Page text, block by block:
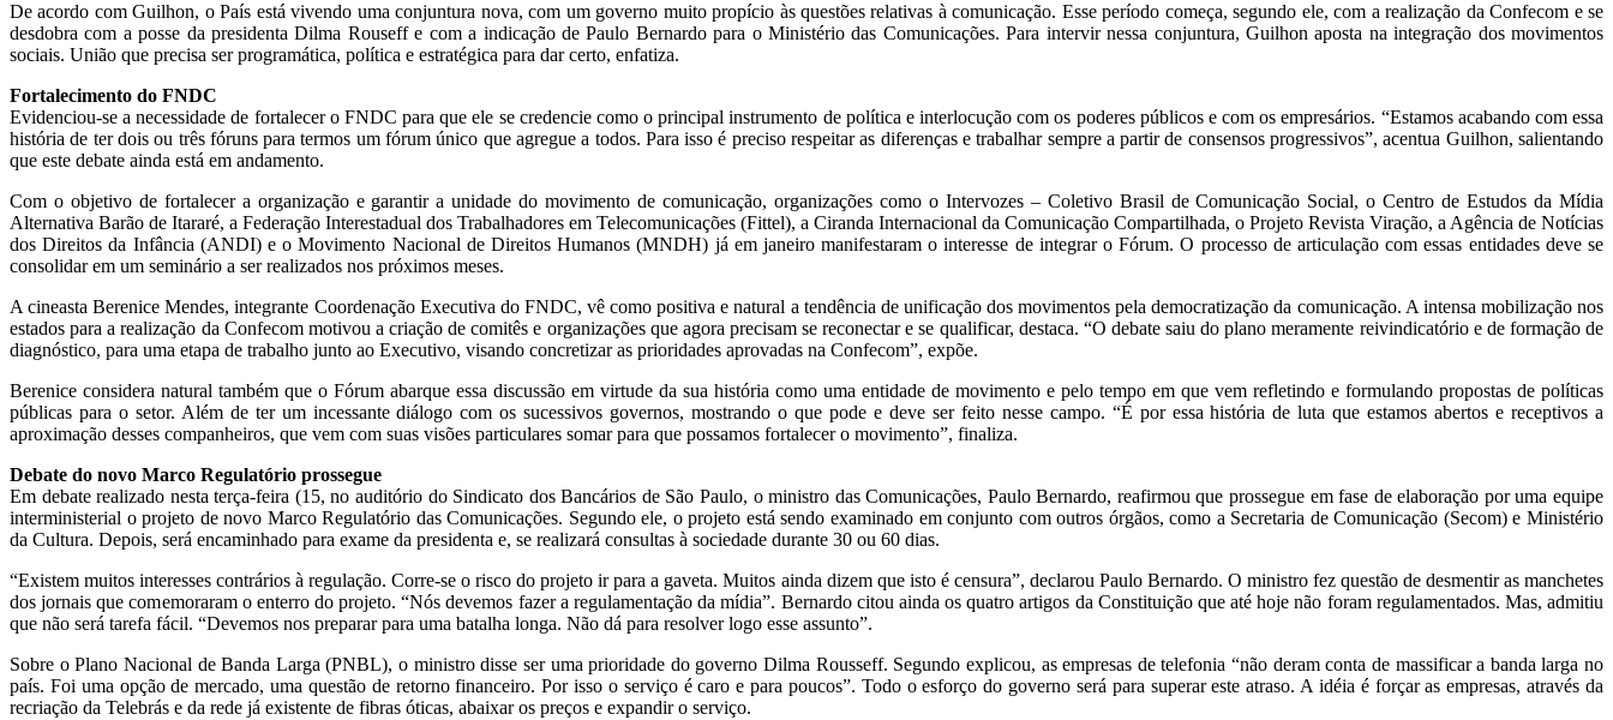
De acordo com Guilhon, o País está vivendo uma conjuntura nova, com um governo muito propício às questões relativas à comunicação. Esse período começa, segundo ele, com a realização da Confecom e se
desdobra com a posse da presidenta Dilma Rouseff e com a indicação de Paulo Bernardo para o Ministério das Comunicações. Para intervir nessa conjuntura, Guilhon aposta na integração dos movimentos
sociais. União que precisa ser programática, política e estratégica para dar certo, enfatiza.
Fortalecimento do FNDC
Evidenciou-se a necessidade de fortalecer o FNDC para que ele se credencie como o principal instrumento de política e interlocução com os poderes públicos e com os empresários. “Estamos acabando com essa
história de ter dois ou três fóruns para termos um fórum único que agregue a todos. Para isso é preciso respeitar as diferenças e trabalhar sempre a partir de consensos progressivos”, acentua Guilhon, salientando
que este debate ainda está em andamento.
Com o objetivo de fortalecer a organização e garantir a unidade do movimento de comunicação, organizações como o Intervozes – Coletivo Brasil de Comunicação Social, o Centro de Estudos da Mídia
Alternativa Barão de Itararé, a Federação Interestadual dos Trabalhadores em Telecomunicações (Fittel), a Ciranda Internacional da Comunicação Compartilhada, o Projeto Revista Viração, a Agência de Notícias
dos Direitos da Infância (ANDI) e o Movimento Nacional de Direitos Humanos (MNDH) já em janeiro manifestaram o interesse de integrar o Fórum. O processo de articulação com essas entidades deve se
consolidar em um seminário a ser realizados nos próximos meses.
A cineasta Berenice Mendes, integrante Coordenação Executiva do FNDC, vê como positiva e natural a tendência de unificação dos movimentos pela democratização da comunicação. A intensa mobilização nos
estados para a realização da Confecom motivou a criação de comitês e organizações que agora precisam se reconectar e se qualificar, destaca. “O debate saiu do plano meramente reivindicatório e de formação de
diagnóstico, para uma etapa de trabalho junto ao Executivo, visando concretizar as prioridades aprovadas na Confecom”, expõe.
Berenice considera natural também que o Fórum abarque essa discussão em virtude da sua história como uma entidade de movimento e pelo tempo em que vem refletindo e formulando propostas de políticas
públicas para o setor. Além de ter um incessante diálogo com os sucessivos governos, mostrando o que pode e deve ser feito nesse campo. “É por essa história de luta que estamos abertos e receptivos a
aproximação desses companheiros, que vem com suas visões particulares somar para que possamos fortalecer o movimento”, finaliza.
Debate do novo Marco Regulatório prossegue
Em debate realizado nesta terça-feira (15, no auditório do Sindicato dos Bancários de São Paulo, o ministro das Comunicações, Paulo Bernardo, reafirmou que prossegue em fase de elaboração por uma equipe
interministerial o projeto de novo Marco Regulatório das Comunicações. Segundo ele, o projeto está sendo examinado em conjunto com outros órgãos, como a Secretaria de Comunicação (Secom) e Ministério
da Cultura. Depois, será encaminhado para exame da presidenta e, se realizará consultas à sociedade durante 30 ou 60 dias.
“Existem muitos interesses contrários à regulação. Corre-se o risco do projeto ir para a gaveta. Muitos ainda dizem que isto é censura”, declarou Paulo Bernardo. O ministro fez questão de desmentir as manchetes
dos jornais que comemoraram o enterro do projeto. “Nós devemos fazer a regulamentação da mídia”. Bernardo citou ainda os quatro artigos da Constituição que até hoje não foram regulamentados. Mas, admitiu
que não será tarefa fácil. “Devemos nos preparar para uma batalha longa. Não dá para resolver logo esse assunto”.
Sobre o Plano Nacional de Banda Larga (PNBL), o ministro disse ser uma prioridade do governo Dilma Rousseff. Segundo explicou, as empresas de telefonia “não deram conta de massificar a banda larga no
país. Foi uma opção de mercado, uma questão de retorno financeiro. Por isso o serviço é caro e para poucos”. Todo o esforço do governo será para superar este atraso. A idéia é forçar as empresas, através da
recriação da Telebrás e da rede já existente de fibras óticas, abaixar os preços e expandir o serviço.